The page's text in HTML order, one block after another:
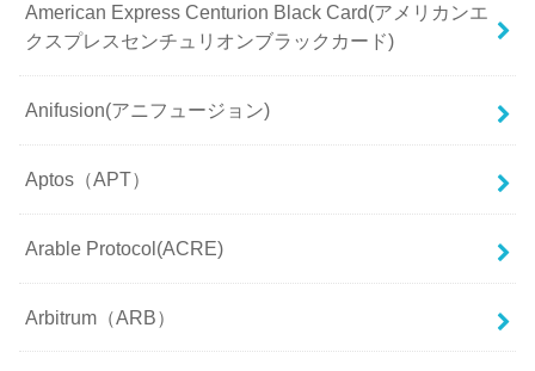
American Express Centurion Black Card(アメリカンエ
クスプレスセンチュリオンブラックカード)
Anifusion(アニフュージョン)
Aptos（APT）
Arable Protocol(ACRE)
Arbitrum（ARB）